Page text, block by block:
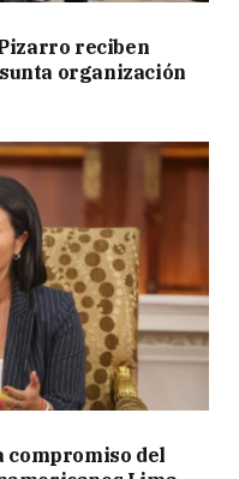
reciben
organización
del